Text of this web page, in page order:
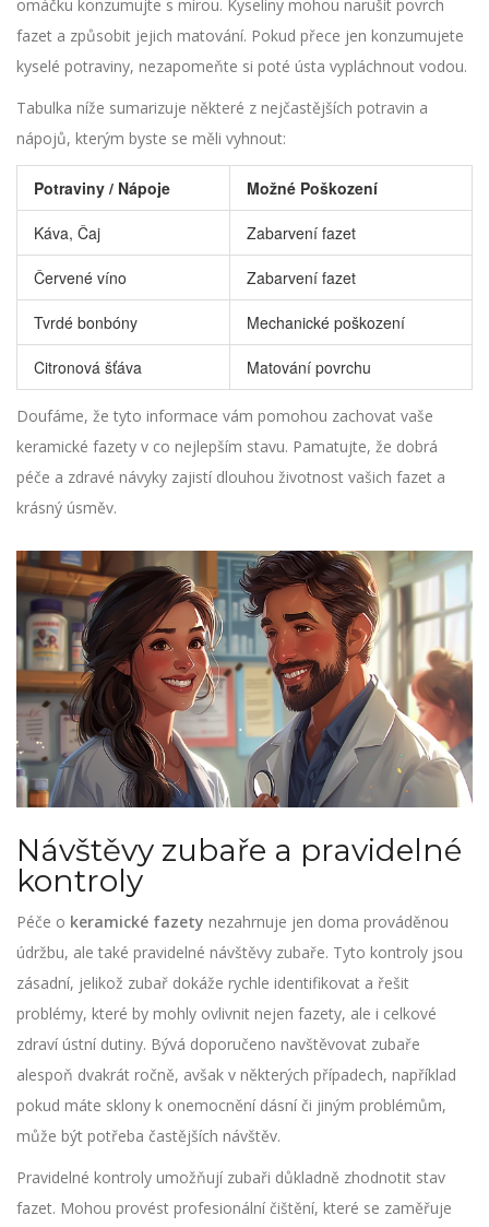
omáčku konzumujte s mírou. Kyseliny mohou narušit povrch
fazet a způsobit jejich matování. Pokud přece jen konzumujete
kyselé potraviny, nezapomeňte si poté ústa vypláchnout vodou.
Tabulka níže sumarizuje některé z nejčastějších potravin a
nápojů, kterým byste se měli vyhnout:
Potraviny / Nápoje Možné Poškození
Káva, Čaj Zabarvení fazet
Červené víno Zabarvení fazet
Tvrdé bonbóny Mechanické poškození
Citronová šťáva Matování povrchu
Doufáme, že tyto informace vám pomohou zachovat vaše
keramické fazety v co nejlepším stavu. Pamatujte, že dobrá
péče a zdravé návyky zajistí dlouhou životnost vašich fazet a
krásný úsměv.
Návštěvy zubaře a pravidelné
kontroly
Péče o keramické fazety nezahrnuje jen doma prováděnou
údržbu, ale také pravidelné návštěvy zubaře. Tyto kontroly jsou
zásadní, jelikož zubař dokáže rychle identifikovat a řešit
problémy, které by mohly ovlivnit nejen fazety, ale i celkové
zdraví ústní dutiny. Bývá doporučeno navštěvovat zubaře
alespoň dvakrát ročně, avšak v některých případech, například
pokud máte sklony k onemocnění dásní či jiným problémům,
může být potřeba častějších návštěv.
Pravidelné kontroly umožňují zubaři důkladně zhodnotit stav
fazet. Mohou provést profesionální čištění, které se zaměřuje